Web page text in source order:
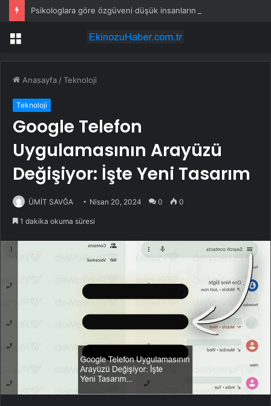
Menü
Anasayfa /Teknoloji
Teknoloji
Google Telefon
Uygulamasının Arayüzü
Değişiyor: İşte Yeni Tasarım
ÜMİT SAVĞA Nisan 20, 2024 0 0
1 dakika okuma süresi